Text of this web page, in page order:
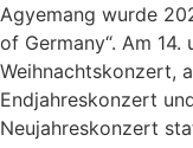
Agyemang wurde
of Germany“. Am
Weihnachtskonzert,
Endjahreskonzert
Neujahreskonzert